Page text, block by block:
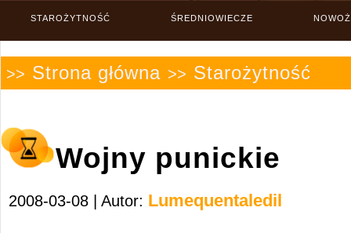
STAROŻYTNOŚĆ ŚREDNIOWIECZE
>> Strona główna >> Starożytność
Wojny punickie
2008-03-08 | Autor: Lumequentaledil